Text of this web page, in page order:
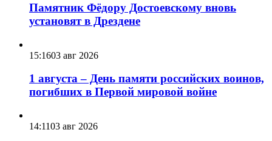
Памятник Фёдору Достоевскому вновь
установят в Дрездене
15:1603 авг 2026
1 августа – День памяти российских воинов,
погибших в Первой мировой войне
14:1103 авг 2026